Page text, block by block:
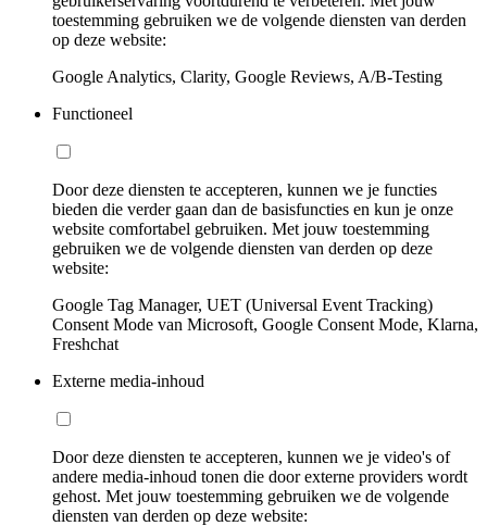
toestemming gebruiken we de volgende diensten van derden
op deze website:
Google Analytics, Clarity, Google Reviews, A/B-Testing
Functioneel
Door deze diensten te accepteren, kunnen we je functies
bieden die verder gaan dan de basisfuncties en kun je onze
website comfortabel gebruiken. Met jouw toestemming
gebruiken we de volgende diensten van derden op deze
website:
Google Tag Manager, UET (Universal Event Tracking)
Consent Mode van Microsoft, Google Consent Mode, Klarna,
Freshchat
Externe media-inhoud
Door deze diensten te accepteren, kunnen we je video's of
andere media-inhoud tonen die door externe providers wordt
gehost. Met jouw toestemming gebruiken we de volgende
diensten van derden op deze website: